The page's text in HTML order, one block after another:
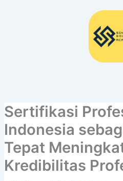
Sertifikasi
Indonesia
Tepat
Kredibilitas